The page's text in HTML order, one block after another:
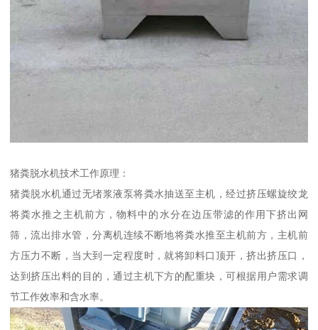
猪粪脱水机技术工作原理：
猪粪脱水机通过无堵浆液泵将粪水抽送至主机，经过挤压螺旋绞龙
将粪水推之主机前方，物料中的水分在边压带滤的作用下挤出网
筛，流出排水管，分离机连续不断地将粪水推至主机前方，主机前
方压力不断，当大到一定程度时，就将卸料口顶开，挤出挤压口，
达到挤压出料的目的，通过主机下方的配重块，可根据用户需求调
节工作效率和含水率。